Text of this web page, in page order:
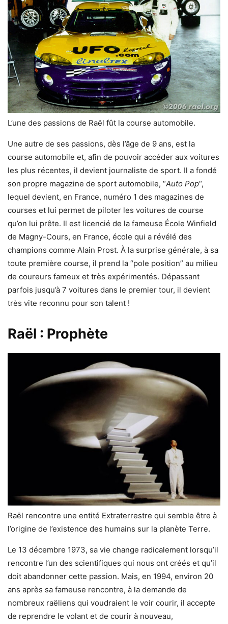
L’une des passions de Raël fût la course automobile.
Une autre de ses passions, dès l’âge de 9 ans, est la
course automobile et, afin de pouvoir accéder aux voitures
les plus récentes, il devient journaliste de sport. Il a fondé
son propre magazine de sport automobile, “Auto Pop“,
lequel devient, en France, numéro 1 des magazines de
courses et lui permet de piloter les voitures de course
qu’on lui prête. Il est licencié de la fameuse École Winfield
de Magny-Cours, en France, école qui a révélé des
champions comme Alain Prost. À la surprise générale, à sa
toute première course, il prend la “pole position” au milieu
de coureurs fameux et très expérimentés. Dépassant
parfois jusqu’à 7 voitures dans le premier tour, il devient
très vite reconnu pour son talent !
Raël : Prophète
Raël rencontre une entité Extraterrestre qui semble être à
l’origine de l’existence des humains sur la planète Terre.
Le 13 décembre 1973, sa vie change radicalement lorsqu’il
rencontre l’un des scientifiques qui nous ont créés et qu’il
doit abandonner cette passion. Mais, en 1994, environ 20
ans après sa fameuse rencontre, à la demande de
nombreux raëliens qui voudraient le voir courir, il accepte
de reprendre le volant et de courir à nouveau,